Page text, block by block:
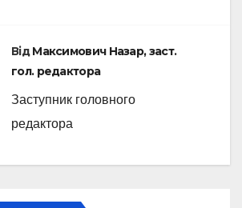
ВідМаксимович Назар, заст.
гол. редактора
Заступник головного
редактора